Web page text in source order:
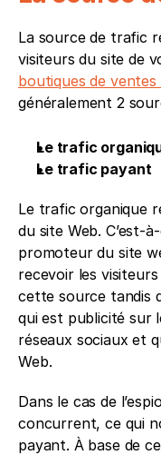
La source de trafic
boutiques de ventes
généralement 2
Le trafic
Le trafic payant
Le trafic organique
du site Web. C’est-
promoteur du site
recevoir les
cette source tandis
qui est publicité sur
réseaux sociaux et
Web.
Dans le cas de
concurrent, ce qui
payant. À base de